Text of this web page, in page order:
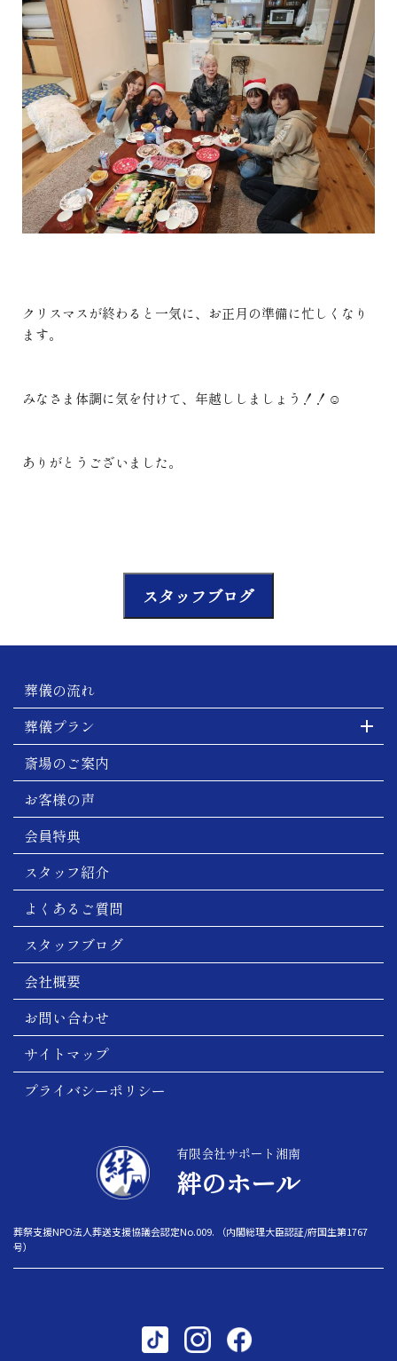
クリスマスが終わると一気に、お正月の準備に忙しくなり
ます。
みなさま体調に気を付けて、年越ししましょう！！☺
ありがとうございました。
スタッフブログ
葬儀の流れ
葬儀プラン
斎場のご案内
お客様の声
会員特典
スタッフ紹介
よくあるご質問
スタッフブログ
会社概要
お問い合わせ
サイトマップ
プライバシーポリシー
有限会社サポート湘南
絆のホール
葬祭支援NPO法人葬送支援協議会認定No.009. （内閣総理大臣認証/府国生第1767
号）